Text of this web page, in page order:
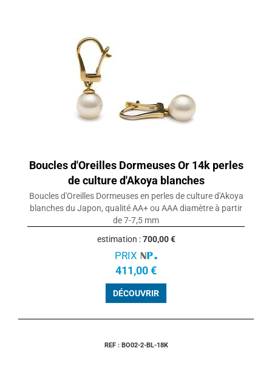
Boucles d'Oreilles Dormeuses Or 14k perles
de culture d'Akoya blanches
Boucles d'Oreilles Dormeuses en perles de culture d'Akoya
blanches du Japon, qualité AA+ ou AAA diamètre à partir
de 7-7,5 mm
estimation :700,00 €
PRIX
411,00 €
DÉCOUVRIR
REF : BO02-2-BL-18K